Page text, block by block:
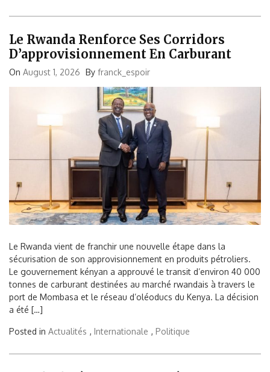
Le Rwanda Renforce Ses Corridors
D’approvisionnement En Carburant
On August 1, 2026 By franck_espoir
Le Rwanda vient de franchir une nouvelle étape dans la
sécurisation de son approvisionnement en produits pétroliers.
Le gouvernement kényan a approuvé le transit d’environ 40 000
tonnes de carburant destinées au marché rwandais à travers le
port de Mombasa et le réseau d’oléoducs du Kenya. La décision
a été […]
Posted in Actualités , Internationale , Politique